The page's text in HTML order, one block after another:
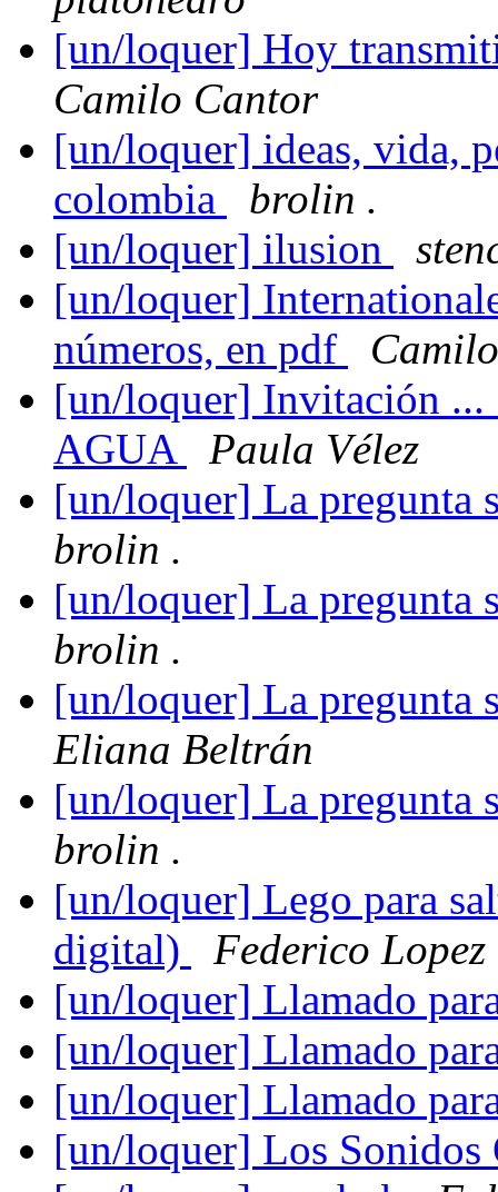
[un/loquer] Hoy
Camilo Cantor
[un/loquer] ideas, vida,
colombia
brolin .
[un/loquer] ilusion
[un/loquer]
números, en pdf
[un/loquer] Invitación ...
AGUA
Paula Vélez
[un/loquer] La pregunta
brolin .
[un/loquer] La pregunta
brolin .
[un/loquer] La pregunta
Eliana Beltrán
[un/loquer] La pregunta
brolin .
[un/loquer] Lego para
digital)
Federico Lopez
[un/loquer] Llamado
[un/loquer] Llamado
[un/loquer] Llamado
[un/loquer] Los